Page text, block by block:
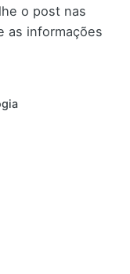
o post nas
as informações